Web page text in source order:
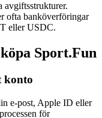
avgiftsstrukturer.
ofta banköverföringar
eller USDC.
Sport.Fun
konto
e-post, Apple ID eller
för